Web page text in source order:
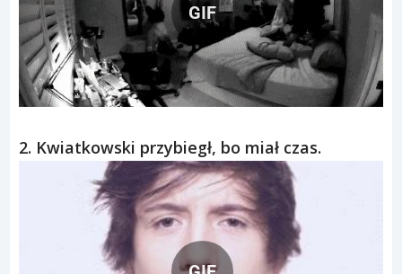
GIF
2. Kwiatkowski przybiegł, bo miał czas.